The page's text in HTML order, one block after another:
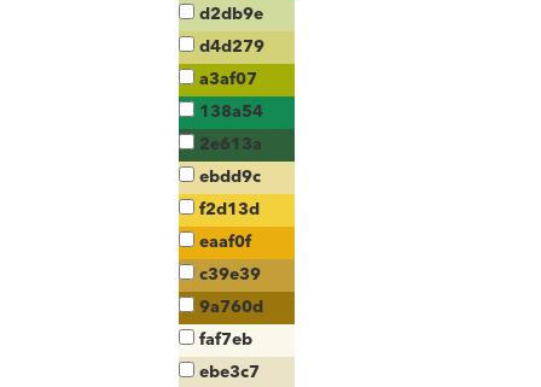
d2db9e
d4d279
a3af07
138a54
2e613a
ebdd9c
f2d13d
eaaf0f
c39e39
9a760d
faf7eb
ebe3c7